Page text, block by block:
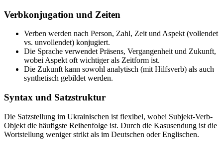
Verbkonjugation und Zeiten
Verben werden nach Person, Zahl, Zeit und Aspekt (vollendet
vs. unvollendet) konjugiert.
Die Sprache verwendet Präsens, Vergangenheit und Zukunft,
wobei Aspekt oft wichtiger als Zeitform ist.
Die Zukunft kann sowohl analytisch (mit Hilfsverb) als auch
synthetisch gebildet werden.
Syntax und Satzstruktur
Die Satzstellung im Ukrainischen ist flexibel, wobei Subjekt-Verb-
Objekt die häufigste Reihenfolge ist. Durch die Kasusendung ist die
Wortstellung weniger strikt als im Deutschen oder Englischen.